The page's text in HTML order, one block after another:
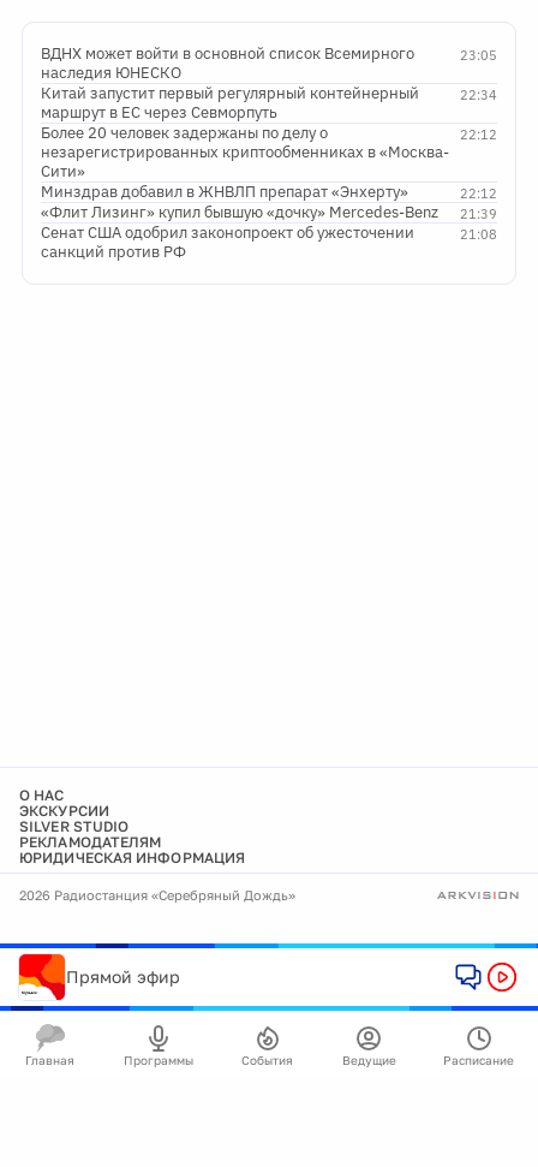
23:05
ВДНХ может войти в основной список Всемирного
наследия ЮНЕСКО
22:34
Китай запустит первый регулярный контейнерный
маршрут в ЕС через Севморпуть
22:12
Более 20 человек задержаны по делу о
незарегистрированных криптообменниках в «Москва-
Сити»
22:12
Минздрав добавил в ЖНВЛП препарат «Энхерту»
21:39
«Флит Лизинг» купил бывшую «дочку» Mercedes-Benz
21:08
Сенат США одобрил законопроект об ужесточении
санкций против РФ
О НАС
ЭКСКУРСИИ
SILVER STUDIO
РЕКЛАМОДАТЕЛЯМ
ЮРИДИЧЕСКАЯ ИНФОРМАЦИЯ
2026 Радиостанция «Серебряный Дождь»
Прямой эфир
Главная Программы События Ведущие Расписание